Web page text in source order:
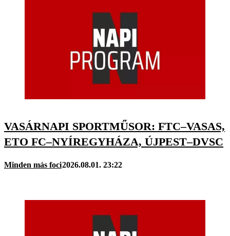
VASÁRNAPI SPORTMŰSOR: FTC–VASAS,
ETO FC–NYÍREGYHÁZA, ÚJPEST–DVSC
Minden más foci2026.08.01. 23:22